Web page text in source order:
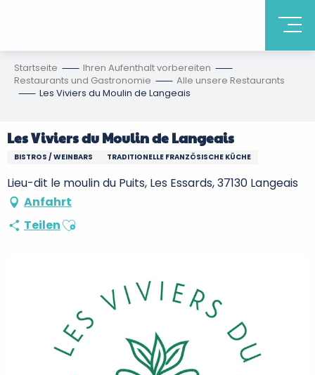
Startseite
Ihren Aufenthalt vorbereiten
Restaurants und Gastronomie
Alle unsere Restaurants
Les Viviers du Moulin de Langeais
Les Viviers du Moulin de Langeais
BISTROS / WEINBARS TRADITIONELLE FRANZÖSISCHE KÜCHE
Lieu-dit le moulin du Puits, Les Essards, 37130 Langeais
Anfahrt
TeilenAjouter aux favoris